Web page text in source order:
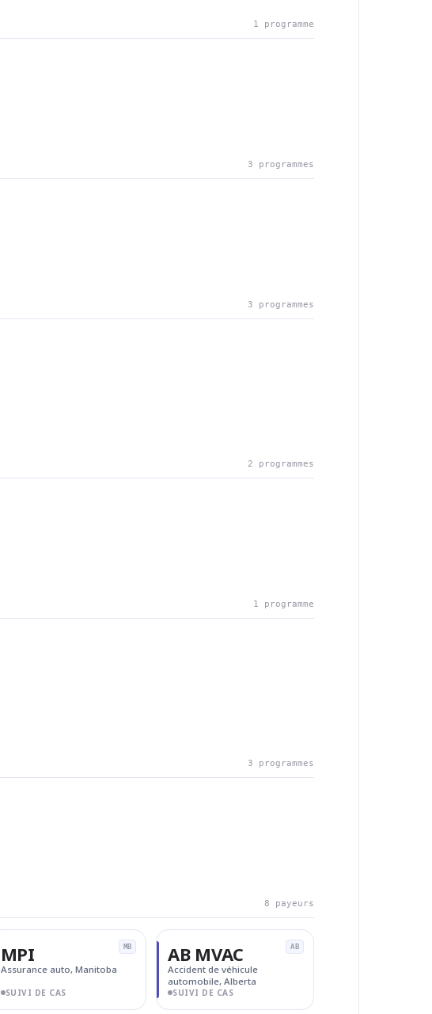
1 programme
3 programmes
3 programmes
2 programmes
1 programme
3 programmes
8 payeurs
MB
MPI
Assurance auto, Manitoba
SUIVI DE CAS
AB
AB MVAC
Accident de véhicule
automobile, Alberta
SUIVI DE CAS